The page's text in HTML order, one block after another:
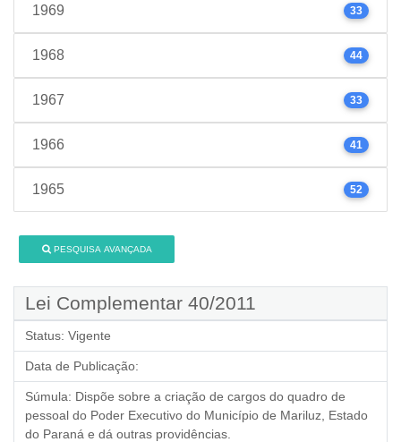
1969 33
1968 44
1967 33
1966 41
1965 52
PESQUISA AVANÇADA
Lei Complementar 40/2011
Status: Vigente
Data de Publicação:
Súmula: Dispõe sobre a criação de cargos do quadro de
pessoal do Poder Executivo do Município de Mariluz, Estado
do Paraná e dá outras providências.